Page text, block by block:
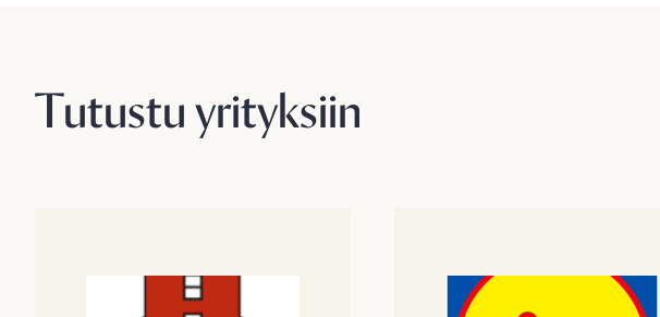
Tutustu yrityksiin